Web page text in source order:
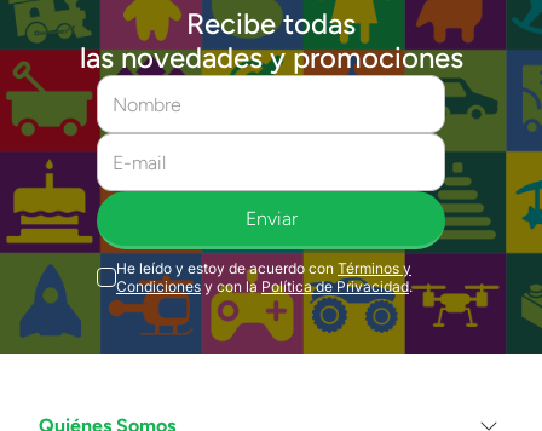
Recibe todas
las novedades y promociones
Enviar
He leído y estoy de acuerdo con Términos y
Condiciones y con la Política de Privacidad.
Quiénes Somos